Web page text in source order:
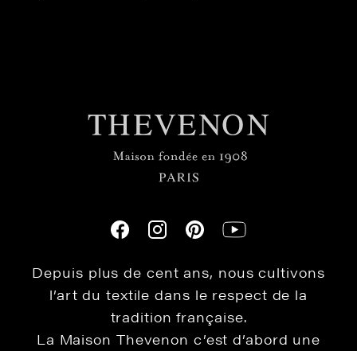
Depuis plus de cent ans, nous cultivons
l’art du textile dans le respect de la
tradition française.
La Maison Thevenon c’est d’abord une